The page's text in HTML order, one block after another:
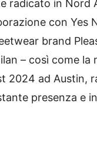
radicato in Nord
con Yes
brand
– così come
2024 ad Austin,
presenza e